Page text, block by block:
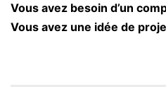
Vous avez besoin d’un
Vous avez une idée de